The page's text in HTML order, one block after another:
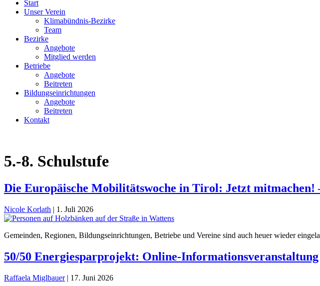
Start
Unser Verein
Klimabündnis-Bezirke
Team
Bezirke
Angebote
Mitglied werden
Betriebe
Angebote
Beitreten
Bildungseinrichtungen
Angebote
Beitreten
Kontakt
5.-8. Schulstufe
Die Europäische Mobilitätswoche in Tirol: Jetzt mitmachen!
Nicole Korlath | 1. Juli 2026
Gemeinden, Regionen, Bildungseinrichtungen, Betriebe und Vereine sind auch heuer wieder
50/50 Energiesparprojekt: Online-Informationsveranstaltung
Raffaela Miglbauer | 17. Juni 2026